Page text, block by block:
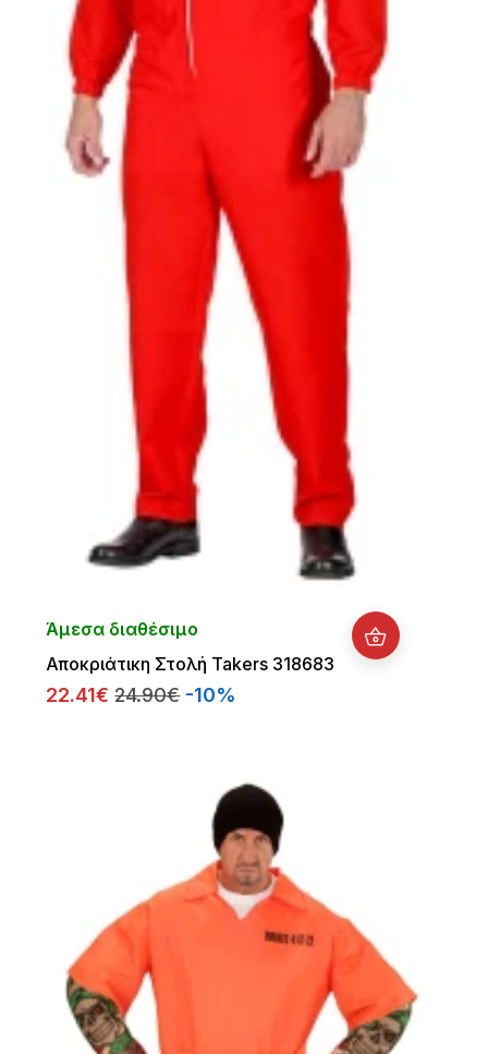
Άμεσα διαθέσιμο
Αποκριάτικη Στολή Takers 318683
22.41€ 24.90€ -10%